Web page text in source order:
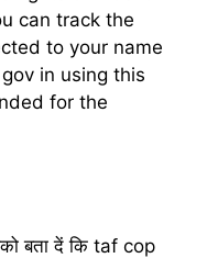
can track the
to your name
in using this
for the
बता दें कि taf cop